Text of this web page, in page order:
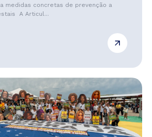
medidas concretas de prevenção a
A Articul...